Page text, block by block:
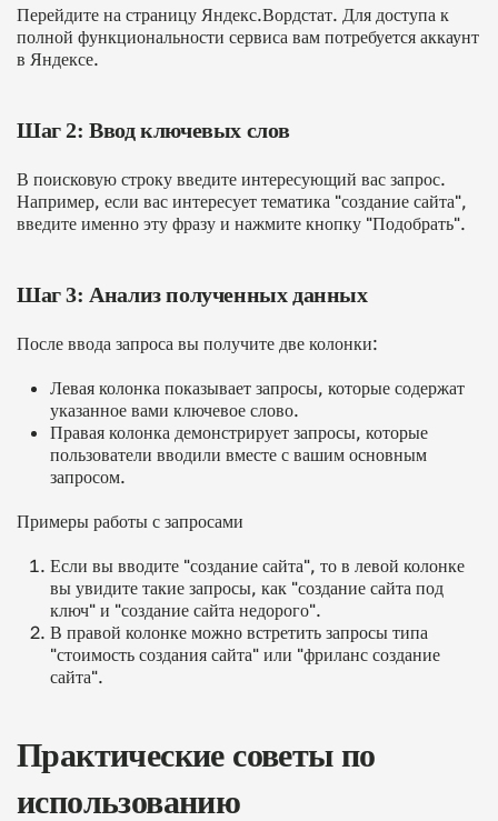
Перейдите на страницу Яндекс.Вордстат. Для доступа к
полной функциональности сервиса вам потребуется аккаунт
в Яндексе.
Шаг 2: Ввод ключевых слов
В поисковую строку введите интересующий вас запрос.
Например, если вас интересует тематика "создание сайта",
введите именно эту фразу и нажмите кнопку "Подобрать".
Шаг 3: Анализ полученных данных
После ввода запроса вы получите две колонки:
Левая колонка показывает запросы, которые содержат
указанное вами ключевое слово.
Правая колонка демонстрирует запросы, которые
пользователи вводили вместе с вашим основным
запросом.
Примеры работы с запросами
Если вы вводите "создание сайта", то в левой колонке
вы увидите такие запросы, как "создание сайта под
ключ" и "создание сайта недорого".
В правой колонке можно встретить запросы типа
"стоимость создания сайта" или "фриланс создание
сайта".
Практические советы по
использованию